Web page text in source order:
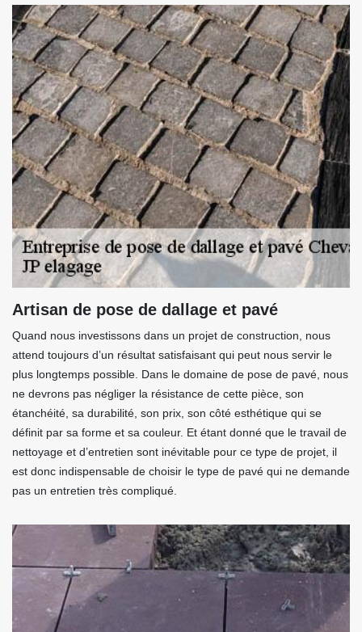
Artisan de pose de dallage et pavé
Quand nous investissons dans un projet de construction, nous
attend toujours d’un résultat satisfaisant qui peut nous servir le
plus longtemps possible. Dans le domaine de pose de pavé, nous
ne devrons pas négliger la résistance de cette pièce, son
étanchéité, sa durabilité, son prix, son côté esthétique qui se
définit par sa forme et sa couleur. Et étant donné que le travail de
nettoyage et d’entretien sont inévitable pour ce type de projet, il
est donc indispensable de choisir le type de pavé qui ne demande
pas un entretien très compliqué.